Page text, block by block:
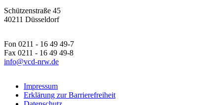
Schützenstraße 45
40211 Düsseldorf
Fon 0211 - 16 49 49-7
Fax 0211 - 16 49 49-8
info@vcd-nrw.de
Impressum
Erklärung zur Barrierefreiheit